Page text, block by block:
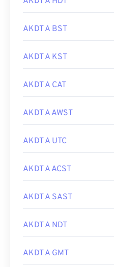
AKDT A BST
AKDT A KST
AKDT A CAT
AKDT A AWST
AKDT A UTC
AKDT A ACST
AKDT A SAST
AKDT A NDT
AKDT A GMT